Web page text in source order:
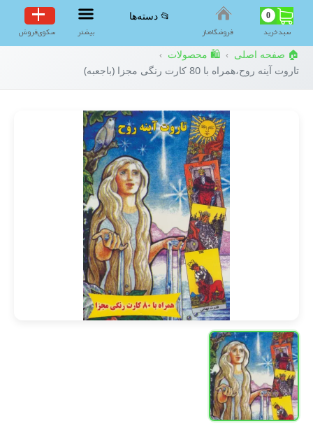
0
سبد‌خرید فروشگاه‌ناز
📂 دسته‌ها
بیشتر سکوی‌فروش
🏠 صفحه اصلی › 🛍️ محصولات ›
تاروت آینه روح،همراه با 80 کارت رنگی مجزا (باجعبه)